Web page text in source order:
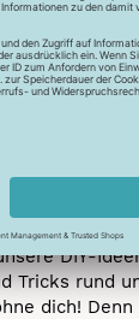
und
Plane
kreativen
DIY-
Tricks rund
dich!